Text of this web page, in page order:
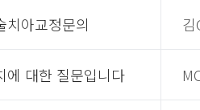
치아교정문의
에 대한 질문입니다